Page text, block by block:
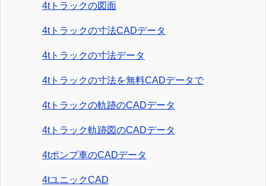
4tトラックの図面
4tトラックの寸法CADデータ
4tトラックの寸法データ
4tトラックの寸法を無料CADデータで
4tトラックの軌跡のCADデータ
4tトラック軌跡図のCADデータ
4tポンプ車のCADデータ
4tユニックCAD